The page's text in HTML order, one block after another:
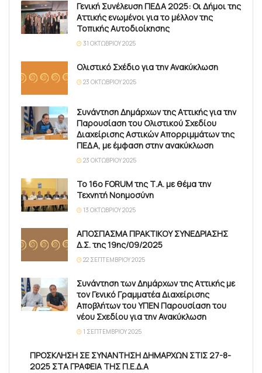
Γενική Συνέλευση ΠΕΔΑ 2025: Οι Δήμοι της
Αττικής ενωμένοι για το μέλλον της
Τοπικής Αυτοδιοίκησης
31 ΟΚΤΩΒΡΊΟΥ 2025
Ολιστικό Σχέδιο για την Ανακύκλωση
23 ΟΚΤΩΒΡΊΟΥ 2025
Συνάντηση Δημάρχων της Αττικής για την
Παρουσίαση του Ολιστικού Σχεδίου
Διαχείρισης Αστικών Απορριμμάτων της
ΠΕΔΑ, με έμφαση στην ανακύκλωση
23 ΟΚΤΩΒΡΊΟΥ 2025
Το 16ο FORUM της Τ.Α. με θέμα την
Τεχνητή Νοημοσύνη
13 ΟΚΤΩΒΡΊΟΥ 2025
ΑΠΟΣΠΑΣΜΑ ΠΡΑΚΤΙΚΟΥ ΣΥΝΕΔΡΙΑΣΗΣ
Δ.Σ. της 19ης/09/2025
22 ΣΕΠΤΕΜΒΡΊΟΥ 2025
Συνάντηση των Δημάρχων της Αττικής με
τον Γενικό Γραμματέα Διαχείρισης
Αποβλήτων του ΥΠΕΝ Παρουσίαση του
νέου Σχεδίου για την Ανακύκλωση
1 ΣΕΠΤΕΜΒΡΊΟΥ 2025
ΠΡΟΣΚΛΗΣΗ ΣΕ ΣΥΝΑΝΤΗΣΗ ΔΗΜΑΡΧΩΝ ΣΤΙΣ 27-8-
2025 ΣΤΑ ΓΡΑΦΕΙΑ ΤΗΣ Π.Ε.Δ.Α